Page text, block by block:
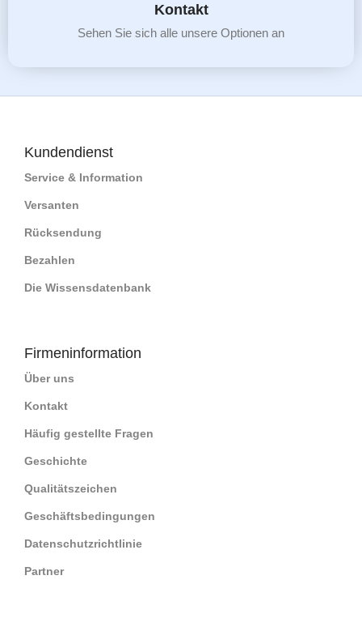
Kontakt
Sehen Sie sich alle unsere Optionen an
Kundendienst
Service & Information
Versanten
Rücksendung
Bezahlen
Die Wissensdatenbank
Firmeninformation
Über uns
Kontakt
Häufig gestellte Fragen
Geschichte
Qualitätszeichen
Geschäftsbedingungen
Datenschutzrichtlinie
Partner